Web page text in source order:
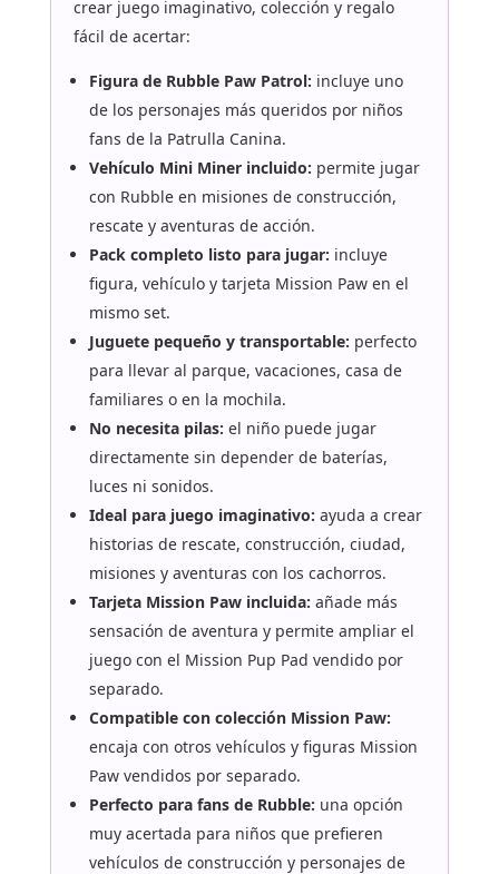
crear juego imaginativo, colección y regalo
fácil de acertar:
Figura de Rubble Paw Patrol: incluye uno
de los personajes más queridos por niños
fans de la Patrulla Canina.
Vehículo Mini Miner incluido: permite jugar
con Rubble en misiones de construcción,
rescate y aventuras de acción.
Pack completo listo para jugar: incluye
figura, vehículo y tarjeta Mission Paw en el
mismo set.
Juguete pequeño y transportable: perfecto
para llevar al parque, vacaciones, casa de
familiares o en la mochila.
No necesita pilas: el niño puede jugar
directamente sin depender de baterías,
luces ni sonidos.
Ideal para juego imaginativo: ayuda a crear
historias de rescate, construcción, ciudad,
misiones y aventuras con los cachorros.
Tarjeta Mission Paw incluida: añade más
sensación de aventura y permite ampliar el
juego con el Mission Pup Pad vendido por
separado.
Compatible con colección Mission Paw:
encaja con otros vehículos y figuras Mission
Paw vendidos por separado.
Perfecto para fans de Rubble: una opción
muy acertada para niños que prefieren
vehículos de construcción y personajes de